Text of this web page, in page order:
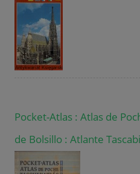
Pocket-Atlas : Atlas de
de Bolsillo : Atlante